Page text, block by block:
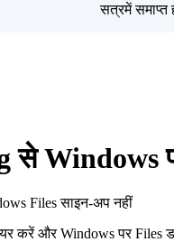
सत्रमें समाप्त
से
Filesसाइन-अप नहीं
करें और Windows पर Files